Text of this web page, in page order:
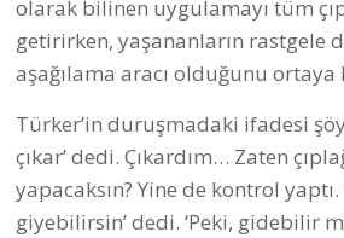
olarak bilinen uygulamayı tüm
getirirken, yaşananların rastgele
aşağılama aracı olduğunu ortaya
Türker’in duruşmadaki ifadesi
çıkar’ dedi. Çıkardım… Zaten
yapacaksın? Yine de kontrol
giyebilirsin’ dedi. ‘Peki, gidebilir